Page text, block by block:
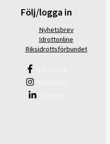
Följ/logga in
Nyhetsbrev
Idrottonline
Riksidrottsförbundet